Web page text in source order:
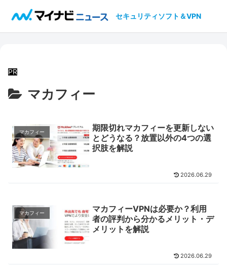
セキュリティソフト＆VPN
マカフィー
マカフィー
期限切れマカフィーを更新しない
とどうなる？放置以外の4つの選
択肢を解説
2026.06.29
マカフィー
マカフィーVPNは必要か？利用
者の評判から分かるメリット・デ
メリットを解説
2026.06.29